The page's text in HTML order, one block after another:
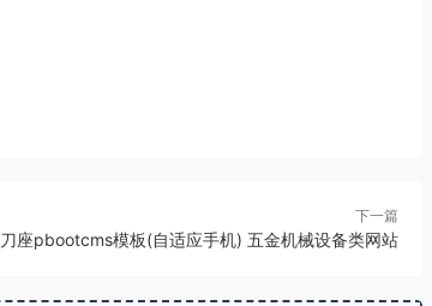
下一篇
座pbootcms模板(自适应手机) 五金机械设备类网站